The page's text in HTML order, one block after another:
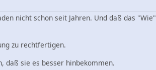
nicht schon seit Jahren. Und daß das "Wie"
zu rechtfertigen.
daß sie es besser hinbekommen.